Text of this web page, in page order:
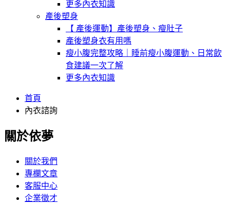
更多內衣知識
產後塑身
【 產後運動】產後塑身、瘦肚子
產後塑身衣有用嗎
瘦小腹完整攻略｜睡前瘦小腹運動、日常飲
食建議一次了解
更多內衣知識
首頁
內衣諮詢
關於依夢
關於我們
專欄文章
客服中心
企業徵才